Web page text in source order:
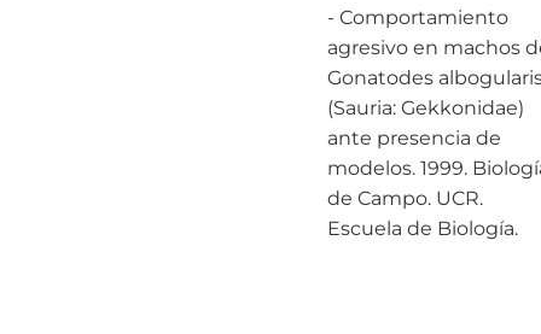
- Comportamiento
agresivo en machos
Gonatodes
(Sauria: Gekkonidae)
ante presencia de
modelos. 1999.
de Campo. UCR.
Escuela de Biología.